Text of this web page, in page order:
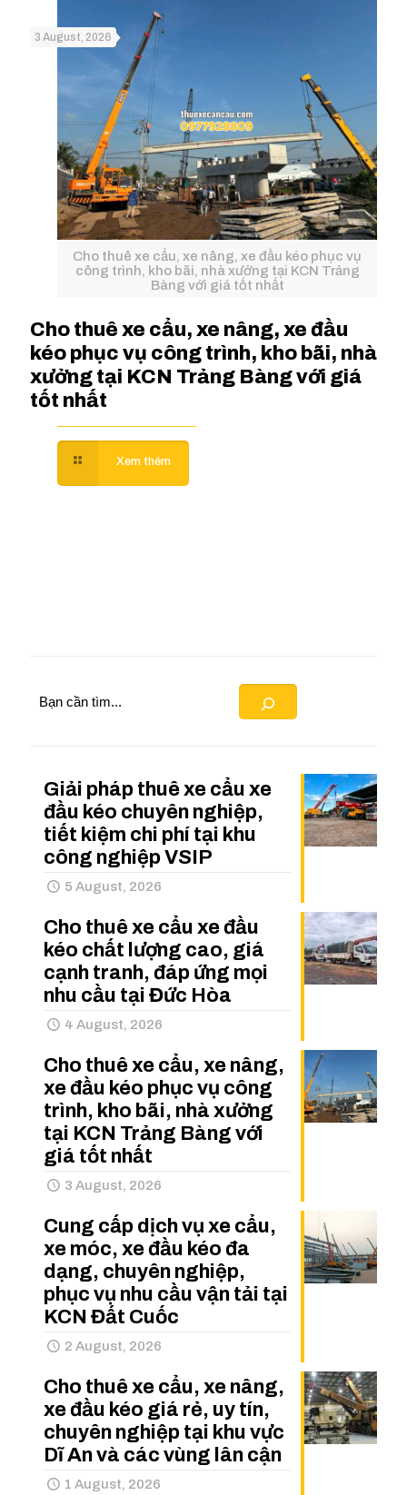
Cho thuê xe cẩu, xe nâng, xe đầu kéo phục vụ
công trình, kho bãi, nhà xưởng tại KCN Trảng
Bàng với giá tốt nhất
3 August, 2026
Cho thuê xe cẩu, xe nâng, xe đầu
kéo phục vụ công trình, kho bãi, nhà
xưởng tại KCN Trảng Bàng với giá
tốt nhất
Search
Giải pháp thuê xe cẩu xe
đầu kéo chuyên nghiệp,
tiết kiệm chi phí tại khu
công nghiệp VSIP
5 August, 2026
Cho thuê xe cẩu xe đầu
kéo chất lượng cao, giá
cạnh tranh, đáp ứng mọi
nhu cầu tại Đức Hòa
4 August, 2026
Cho thuê xe cẩu, xe nâng,
xe đầu kéo phục vụ công
trình, kho bãi, nhà xưởng
tại KCN Trảng Bàng với
giá tốt nhất
3 August, 2026
Cung cấp dịch vụ xe cẩu,
xe móc, xe đầu kéo đa
dạng, chuyên nghiệp,
phục vụ nhu cầu vận tải tại
KCN Đất Cuốc
2 August, 2026
Cho thuê xe cẩu, xe nâng,
xe đầu kéo giá rẻ, uy tín,
chuyên nghiệp tại khu vực
Dĩ An và các vùng lân cận
1 August, 2026